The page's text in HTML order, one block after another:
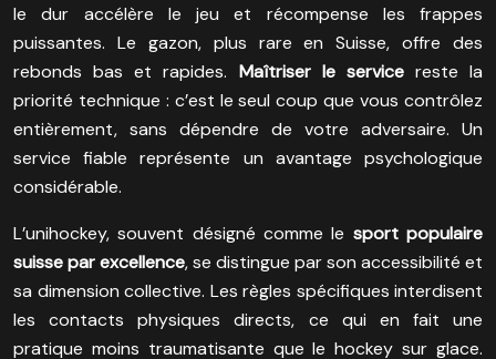
le dur accélère le jeu et récompense les frappes
puissantes. Le gazon, plus rare en Suisse, offre des
rebonds bas et rapides. Maîtriser le servicereste la
priorité technique : c’est le seul coup que vous contrôlez
entièrement, sans dépendre de votre adversaire. Un
service fiable représente un avantage psychologique
considérable.
L’unihockey, souvent désigné comme le sport populaire
suisse par excellence, se distingue par son accessibilité et
sa dimension collective. Les règles spécifiques interdisent
les contacts physiques directs, ce qui en fait une
pratique moins traumatisante que le hockey sur glace.